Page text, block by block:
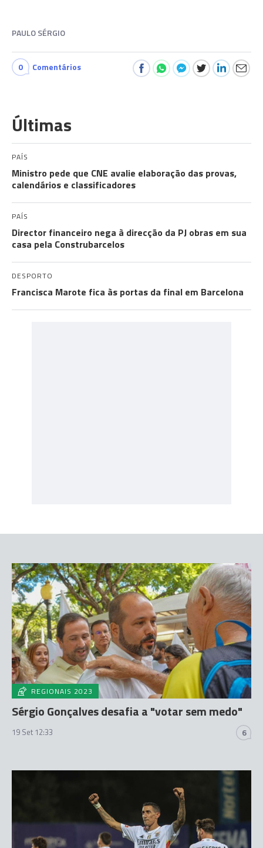
PAULO SÉRGIO
0 Comentários
Últimas
PAÍS
Ministro pede que CNE avalie elaboração das provas,
calendários e classificadores
PAÍS
Director financeiro nega à direcção da PJ obras em sua
casa pela Construbarcelos
DESPORTO
Francisca Marote fica às portas da final em Barcelona
REGIONAIS 2023
Sérgio Gonçalves desafia a "votar sem medo"
19 Set 12:33 6